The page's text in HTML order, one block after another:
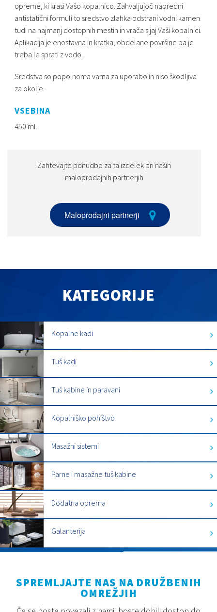
opreme, ki krasi Vašo kopalnico. Zahvaljujoč napredni
antistatični formuli to sredstvo zlahka odstrani vodni kamen
tudi na najmanj dostopnih mestih in vrača sijaj Vaši kopalnici.
Aplikacija je enostavna in kratka, obdelane površine pa je
treba le sprati z vodo.
Sredstva so popolnoma varna za uporabo in niso škodljiva
za okolje.
VSEBINA
450 mL
Zahtevajte ponudbo za ta izdelek pri naših
maloprodajnih partnerjih
Maloprodajni partnerji
KATEGORIJE
Kopalne kadi
Tuš kadi
Tuš kabine in paravani
Kopalniško pohištvo
Masažni sistemi
Parne i masažne tuš kabine
Dodatna oprema
Galanterija
SPREMLJAJTE NAS NA DRUŽBENIH
OMREŽJIH